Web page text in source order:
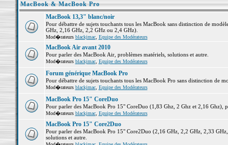
MacBook & MacBook Pro
MacBook 13,3" blanc/noir
Pour débattre de sujets touchants tous les MacBook sans distinction de
GHz, 2,16 GHz, 2,2 GHz ou 2,4 GHz).
Mod�rateurs blackjmac, Equipe des Modérateurs
MacBook Air avant 2010
Pour parler des MacBook Air, problèmes matériels, solutions et autre.
Mod�rateurs blackjmac, Equipe des Modérateurs
Forum générique MacBook Pro
Pour débattre de sujets touchants tous les MacBook Pro sans distinction de
Mod�rateurs blackjmac, Equipe des Modérateurs
MacBook Pro 15" CoreDuo
Pour parler des MacBook Pro 15" CoreDuo (1,83 Ghz, 2 Ghz et 2,16 Ghz),
Mod�rateurs blackjmac, Equipe des Modérateurs
MacBook Pro 15" Core2Duo
Pour parler des MacBook Pro 15" Core2Duo (2,16 GHz, 2,2 GHz, 2,33
solutions et autre.